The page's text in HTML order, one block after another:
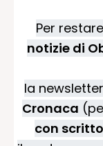
Per restare
notizie di
la
Cronaca
con scritto